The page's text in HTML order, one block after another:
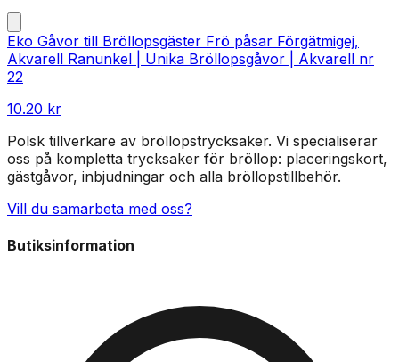
Eko Gåvor till Bröllopsgäster Frö påsar Förgätmigej,
Akvarell Ranunkel | Unika Bröllopsgåvor | Akvarell nr
22
10.20 kr
Polsk tillverkare av bröllopstrycksaker. Vi specialiserar
oss på kompletta trycksaker för bröllop: placeringskort,
gästgåvor, inbjudningar och alla bröllopstillbehör.
Vill du samarbeta med oss?
Butiksinformation